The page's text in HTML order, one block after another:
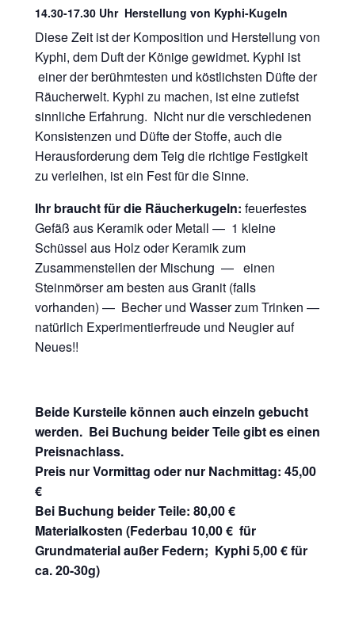
14.30-17.30 Uhr Herstellung von Kyphi-Kugeln
Diese Zeit ist der Komposition und Herstellung von
Kyphi, dem Duft der Könige gewidmet. Kyphi ist
einer der berühmtesten und köstlichsten Düfte der
Räucherwelt. Kyphi zu machen, ist eine zutiefst
sinnliche Erfahrung. Nicht nur die verschiedenen
Konsistenzen und Düfte der Stoffe, auch die
Herausforderung dem Teig die richtige Festigkeit
zu verleihen, ist ein Fest für die Sinne.
Ihr braucht für die Räucherkugeln: feuerfestes
Gefäß aus Keramik oder Metall — 1 kleine
Schüssel aus Holz oder Keramik zum
Zusammenstellen der Mischung — einen
Steinmörser am besten aus Granit (falls
vorhanden) — Becher und Wasser zum Trinken —
natürlich Experimentierfreude und Neugier auf
Neues!!
Beide Kursteile können auch einzeln gebucht
werden. Bei Buchung beider Teile gibt es einen
Preisnachlass.
Preis nur Vormittag oder nur Nachmittag: 45,00
€
Bei Buchung beider Teile: 80,00 €
Materialkosten (Federbau 10,00 € für
Grundmaterial außer Federn; Kyphi 5,00 € für
ca. 20-30g)